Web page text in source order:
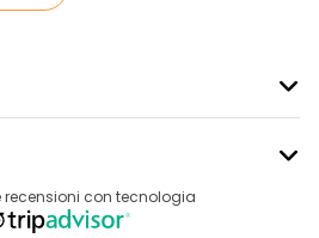
recensioni con tecnologia